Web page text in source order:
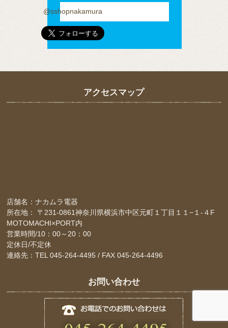
@sshopnakamura
アクセスマップ
店舗名：ナカムラ電器
所在地： 〒231-0861神奈川県横浜市中区元町１丁目１１−１-４F
MOTOMACHI×PORT内
営業時間/10：00～20：00
定休日/不定休
連絡先：TEL 045-264-4495 / FAX 045-264-4496
お問い合わせ